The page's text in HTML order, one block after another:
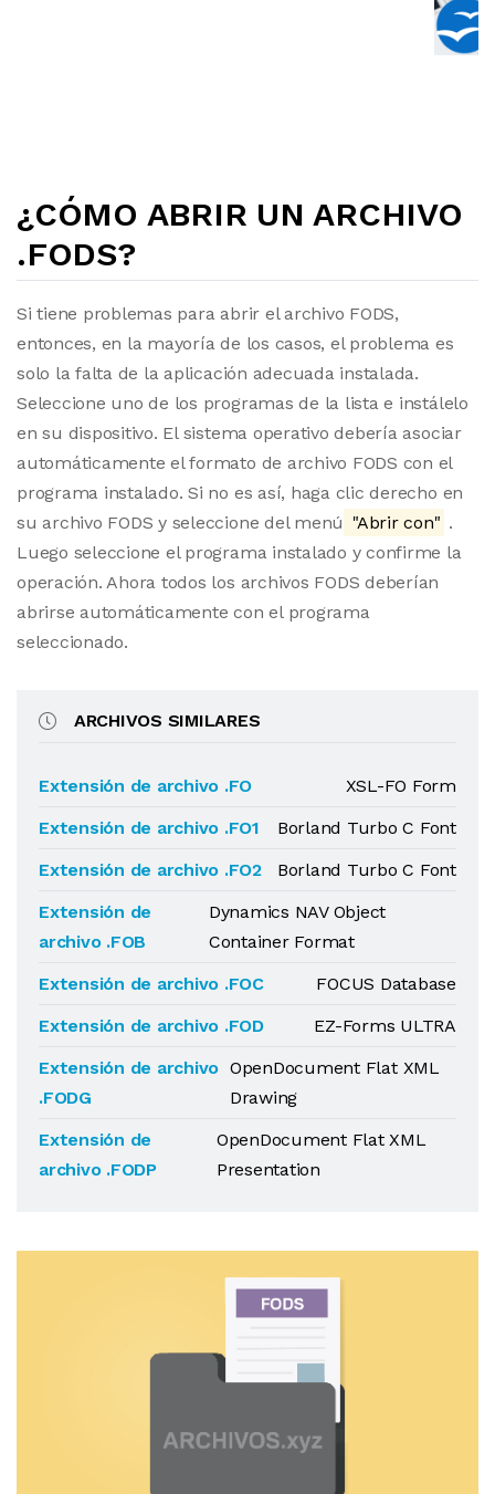
¿CÓMO ABRIR UN ARCHIVO
.FODS?
Si tiene problemas para abrir el archivo FODS,
entonces, en la mayoría de los casos, el problema es
solo la falta de la aplicación adecuada instalada.
Seleccione uno de los programas de la lista e instálelo
en su dispositivo. El sistema operativo debería asociar
automáticamente el formato de archivo FODS con el
programa instalado. Si no es así, haga clic derecho en
su archivo FODS y seleccione del menú "Abrir con" .
Luego seleccione el programa instalado y confirme la
operación. Ahora todos los archivos FODS deberían
abrirse automáticamente con el programa
seleccionado.
ARCHIVOS SIMILARES
Extensión de archivo .FO
XSL-FO Form
Extensión de archivo .FO1
Borland Turbo C Font
Extensión de archivo .FO2
Borland Turbo C Font
Extensión de
archivo .FOB
Dynamics NAV Object
Container Format
Extensión de archivo .FOC
FOCUS Database
Extensión de archivo .FOD
EZ-Forms ULTRA
Extensión de archivo
.FODG
OpenDocument Flat XML
Drawing
Extensión de
archivo .FODP
OpenDocument Flat XML
Presentation